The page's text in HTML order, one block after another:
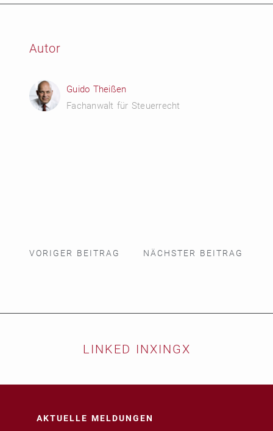
Autor
Guido Theißen
Fachanwalt für Steuerrecht
VORIGER BEITRAG NÄCHSTER BEITRAG
LINKED INXINGX
AKTUELLE MELDUNGEN